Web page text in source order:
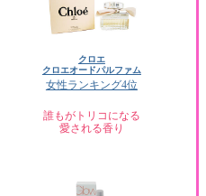
クロエ
クロエオードパルファム
女性ランキング4位
誰もがトリコになる
愛される香り